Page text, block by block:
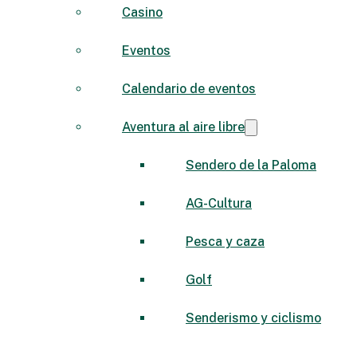
Casino
Eventos
Calendario de eventos
Aventura al aire libre
Sendero de la Paloma
AG-Cultura
Pesca y caza
Golf
Senderismo y ciclismo